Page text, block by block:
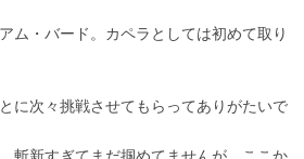
ム・バード。カペラとしては初めて取り
に次々挑戦させてもらってありがたいで